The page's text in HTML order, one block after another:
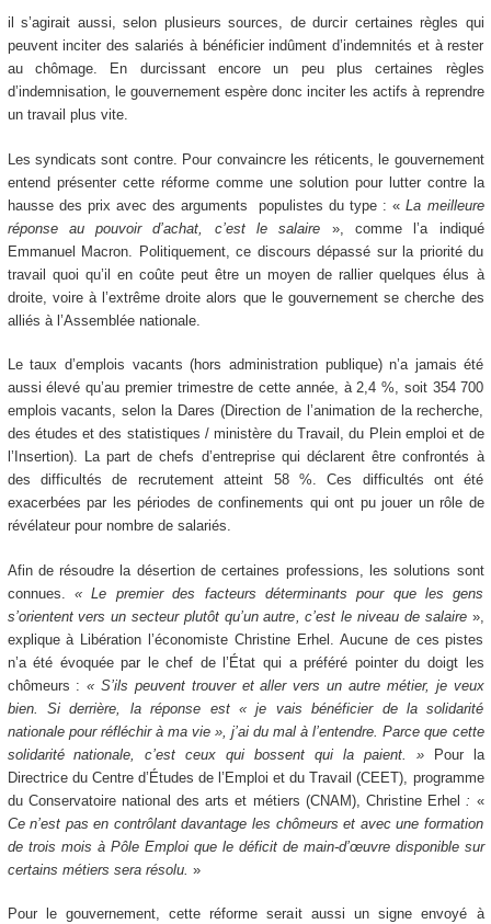
il s’agirait aussi, selon plusieurs sources, de durcir certaines règles qui
peuvent inciter des salariés à bénéficier indûment d’indemnités et à rester
au chômage. En durcissant encore un peu plus certaines règles
d’indemnisation, le gouvernement espère donc inciter les actifs à reprendre
un travail plus vite.
Les syndicats sont contre. Pour convaincre les réticents, le gouvernement
entend présenter cette réforme comme une solution pour lutter contre la
hausse des prix avec des arguments populistes du type : « La meilleure
réponse au pouvoir d’achat, c’est le salaire », comme l’a indiqué
Emmanuel Macron. Politiquement, ce discours dépassé sur la priorité du
travail quoi qu’il en coûte peut être un moyen de rallier quelques élus à
droite, voire à l’extrême droite alors que le gouvernement se cherche des
alliés à l’Assemblée nationale.
Le taux d’emplois vacants (hors administration publique) n’a jamais été
aussi élevé qu’au premier trimestre de cette année, à 2,4 %, soit 354 700
emplois vacants, selon la Dares (Direction de l’animation de la recherche,
des études et des statistiques /ministère du Travail, du Plein emploi et de
l’Insertion). La part de chefs d’entreprise qui déclarent être confrontés à
des difficultés de recrutement atteint 58 %. Ces difficultés ont été
exacerbées par les périodes de confinements qui ont pu jouer un rôle de
révélateur pour nombre de salariés.
Afin de résoudre la désertion de certaines professions, les solutions sont
connues.
« Le premier des facteurs déterminants pour que les gens
s’orientent vers un secteur plutôt qu’un autre, c’est le niveau de salaire»,
explique à Libération l’économiste Christine Erhel. Aucune de ces pistes
n’a été évoquée par le chef de l’État qui a préféré pointer du doigt les
chômeurs : « S’ils peuvent trouver et aller vers un autre métier, je veux
bien. Si derrière, la réponse est « je vais bénéficier de la solidarité
nationale pour réfléchir à ma vie », j’ai du mal à l’entendre. Parce que cette
solidarité nationale, c’est ceux qui bossent qui la paient. »
Pour la
Directrice du Centre d’Études de l’Emploi et du Travail (CEET), programme
du Conservatoire national des arts et métiers (CNAM), Christine Erhel : «
Ce n’est pas en contrôlant davantage les chômeurs et avec une formation
de trois mois à Pôle Emploi que le déficit de main-d’œuvre disponible sur
certains métiers sera résolu. »
Pour le gouvernement, cette réforme serait aussi un signe envoyé à